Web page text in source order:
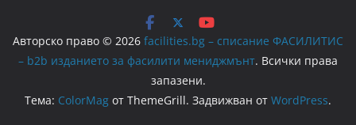
Авторско право © 2026 facilities.bg – списание ФАСИЛИТИС
– b2b изданието за фасилити мениджмънт. Всички права
запазени.
Тема: ColorMag от ThemeGrill. Задвижван от WordPress.